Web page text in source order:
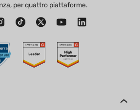
per quattro piattaforme.